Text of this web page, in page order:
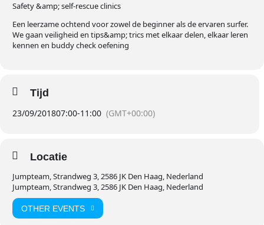
Safety &amp; self-rescue clinics
Een leerzame ochtend voor zowel de beginner als de ervaren surfer.
We gaan veiligheid en tips&amp; trics met elkaar delen, elkaar leren
kennen en buddy check oefening
Tijd
23/09/201807:00-11:00 (GMT+00:00)
Locatie
Jumpteam, Strandweg 3, 2586 JK Den Haag, Nederland
Jumpteam, Strandweg 3, 2586 JK Den Haag, Nederland
OTHER EVENTS